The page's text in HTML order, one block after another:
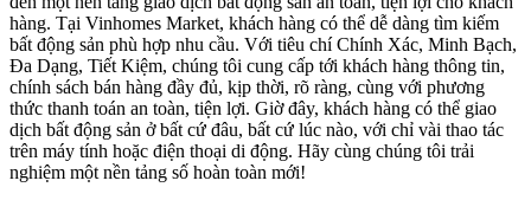
hàng. Tại Vinhomes Market, khách hàng có thể dễ dàng tìm kiếm
bất động sản phù hợp nhu cầu. Với tiêu chí Chính Xác, Minh Bạch,
Đa Dạng, Tiết Kiệm, chúng tôi cung cấp tới khách hàng thông tin,
chính sách bán hàng đầy đủ, kịp thời, rõ ràng, cùng với phương
thức thanh toán an toàn, tiện lợi. Giờ đây, khách hàng có thể giao
dịch bất động sản ở bất cứ đâu, bất cứ lúc nào, với chỉ vài thao tác
trên máy tính hoặc điện thoại di động. Hãy cùng chúng tôi trải
nghiệm một nền tảng số hoàn toàn mới!